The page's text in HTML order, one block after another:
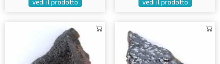
vedi il prodotto vedi il prodotto